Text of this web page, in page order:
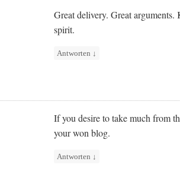
Great delivery. Great arguments.
spirit.
Antworten ↓
If you desire to take much from
your won blog.
Antworten ↓